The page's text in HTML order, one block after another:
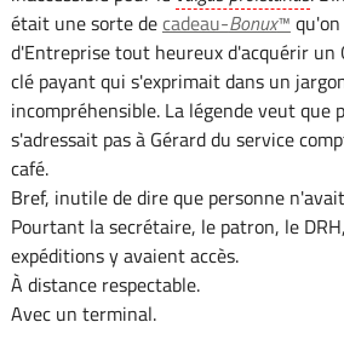
était une sorte decadeau-Bonux™
d'Entreprise tout heureux d'acquérir un
clé payant qui s'exprimait dans un
incompréhensible. La légende veut que
s'adressait pas à Gérard du service
café.
Bref, inutile de dire que personne
Pourtant la secrétaire, le patron, le
expéditions y avaient accès.
À distance respectable.
Avec un terminal.